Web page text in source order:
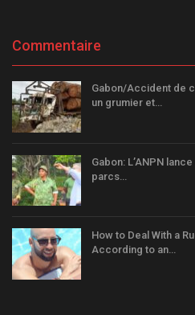
Commentaire
Gabon/Accident de
un grumier et…
Gabon: L’ANPN
parcs…
How to Deal With a
According to an…